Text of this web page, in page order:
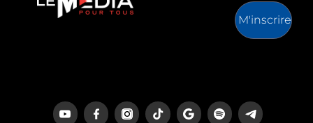
M'inscrire